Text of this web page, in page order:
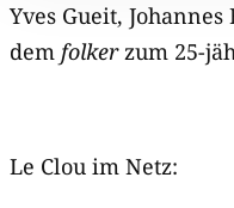
Yves Gueit,
dem folkerzum 25-
Le Clou im Netz: